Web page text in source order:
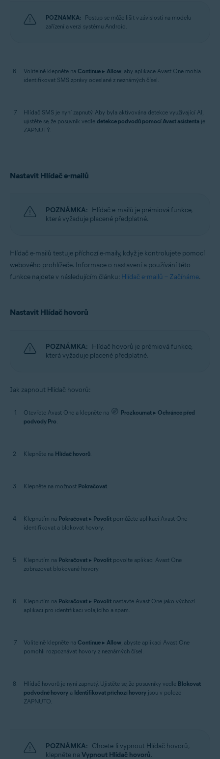
POZNÁMKA:
Postup se může lišit v závislosti na modelu
zařízení a verzi systému Android.
Volitelně klepněte na Continue ▸ Allow, aby aplikace Avast One mohla
identifikovat SMS zprávy odeslané z neznámých čísel.
Hlídač SMS je nyní zapnutý. Aby byla aktivována detekce využívající AI,
ujistěte se, že posuvník vedle detekce podvodů pomocí Avast asistenta je
ZAPNUTÝ.
Nastavit Hlídač e-mailů
POZNÁMKA: Hlídač e-mailů je prémiová funkce,
která vyžaduje placené předplatné.
Hlídač e-mailů testuje příchozí e-maily, když je kontrolujete pomocí
webového prohlížeče. Informace o nastavení a používání této
funkce najdete v následujícím článku: Hlídač e-mailů – Začínáme.
Nastavit Hlídač hovorů
POZNÁMKA: Hlídač hovorů je prémiová funkce,
která vyžaduje placené předplatné.
Jak zapnout Hlídač hovorů:
Otevřete Avast One a klepněte na Prozkoumat ▸ Ochránce před
podvody Pro.
Klepněte na Hlídač hovorů.
Klepněte na možnost Pokračovat.
Klepnutím na Pokračovat ▸ Povolit pomůžete aplikaci Avast One
identifikovat a blokovat hovory.
Klepnutím na Pokračovat ▸ Povolit povolte aplikaci Avast One
zobrazovat blokované hovory.
Klepnutím na Pokračovat ▸ Povolit nastavte Avast One jako výchozí
aplikaci pro identifikaci volajícího a spam.
Volitelně klepněte na Continue ▸ Allow, abyste aplikaci Avast One
pomohli rozpoznávat hovory z neznámých čísel.
Hlídač hovorů je nyní zapnutý. Ujistěte se, že posuvníky vedle Blokovat
podvodné hovory a Identifikovat příchozí hovory jsou v poloze
ZAPNUTO.
POZNÁMKA: Chcete-li vypnout Hlídač hovorů,
klepněte na Vypnout Hlídač hovorů.